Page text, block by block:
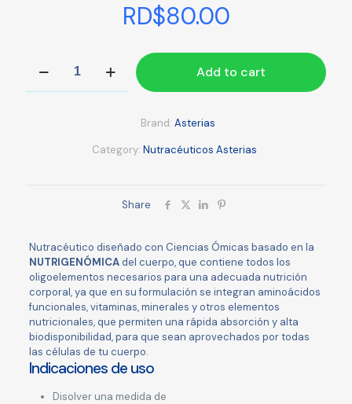
RD$80.00
Essence
Add to cart
Category: Nutracéuticos Asterias
Brand: Asterias
Share
Nutracéutico diseñado con Ciencias Ómicas basado en la
NUTRIGENÓMICAdel cuerpo, que contiene todos los
oligoelementos necesarios para una adecuada nutrición
corporal, ya que en su formulación se integran aminoácidos
funcionales, vitaminas, minerales y otros elementos
nutricionales, que permiten una rápida absorción y alta
biodisponibilidad, para que sean aprovechados por todas
las células de tu cuerpo.
Indicaciones de uso
Disolver una medida de